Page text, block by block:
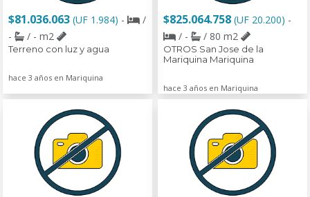
$81.036.063 (UF 1.984) -
/
-
/ - m2
Terreno con luz y agua
hace 3 años en Mariquina
$825.064.758 (UF 20.200) -
/ -
/ 80 m2
OTROS San Jose de la
Mariquina Mariquina
hace 3 años en Mariquina